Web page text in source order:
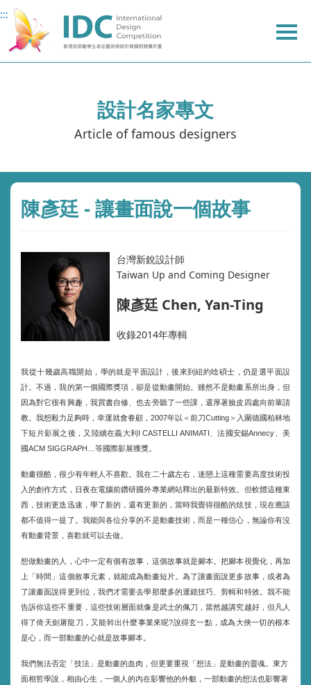
主
要
內
::: 主
要
內
上
方
選
設計名家專文
Article of famous designers
陳彥廷 - 讓畫面說一個故事
台灣新銳設計師
Taiwan Up and Coming Designer
陳彥廷 Chen, Yan-Ting
收錄2014年專輯
我從十幾歲高職開始，學的就是平面設計，後來到紐約唸碩士，仍是選平面設
計。不過，我的第一個國際獎項，卻是從動畫開始。雖然不是動畫系所出身，但
因為對它很有興趣，我買書自修、也去旁聽了一些課，還厚著臉皮四處向前輩請
教。我想毅力足夠時，幸運就會眷顧， 2007年以＜前刀Cutting ＞入圍德國柏林地
下短片影展之後，又陸續在義大利I CASTELLI ANIMATI、法國安錫Annecy、美
國ACM SIGGRAPH… 等國際影展獲獎。
動畫很酷，很少有年輕人不喜歡。我在二十歲左右，迷戀上這種需要高度技術投
入的創作方式，日夜在電腦前鑽研國外專業網站釋出的最新特效。但軟體這種東
西，技術更迭迅速，學了新的，還有更新的，當時我覺得很酷的炫技，現在應該
都不值得一提了。我能與各位分享的不是動畫技術，而是一種信心，無論你有沒
有動畫背景，喜歡就可以去做。
想做動畫的人，心中一定有個有故事，這個故事就是腳本。把腳本視覺化，再加
上「時間」這個敘事元素，就能成為動畫短片。為了讓畫面說更多故事，或者為
了讓畫面說得更到位，我們才需要去學那麼多的運鏡技巧、剪輯和特效。我不能
告訴你這些不重要，這些技術層面就像是武士的佩刀，當然越講究越好，但凡人
得了倚天劍屠龍刀，又能幹出什麼事業來呢?說得玄一點，成為大俠一切的根本
是心，而一部動畫的心就是故事腳本。
我們無法否定「技法」是動畫的血肉，但更要重視「想法」是動畫的靈魂。東方
面相哲學說，相由心生，一個人的內在影響他的外貌，一部動畫的想法也影響著